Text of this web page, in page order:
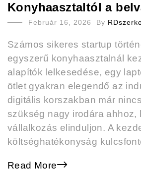
Konyhaasztaltól a
Február 16, 2026 By
Számos sikeres startup
egyszerű konyhaasztalnál
alapítók lelkesedése, egy
ötlet gyakran elegendő az
digitális korszakban már
szükség nagy irodára ahhoz,
vállalkozás elinduljon. A
költséghatékonyság
Read More